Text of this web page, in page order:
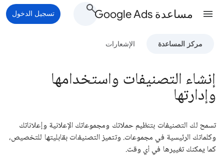
مساعدة Google Ads تسجيل الدخول
مركز المساعدة الإشعارات
إنشاء التصنيفات واستخدامها
وإدارتها
تسمح لك التصنيفات بتنظيم حملاتك ومجموعاتك الإعلانية وإعلاناتك
وكلماتك الرئيسية في مجموعات. وتتميز التصنيفات بقابليتها للتخصيص،
كما يمكنك تغييرها في أي وقت.